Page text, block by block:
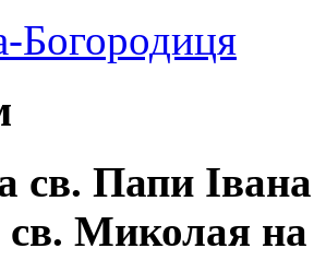
Богородиця
св. Папи
св. Миколая на